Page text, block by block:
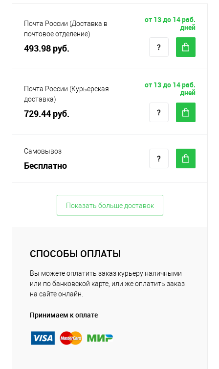
Почта России (Доставка в
почтовое отделение)
493.98 руб.
от 13 до 14 раб.
дней
Почта России (Курьерская
доставка)
729.44 руб.
от 13 до 14 раб.
дней
Самовывоз
Бесплатно
Показать больше доставок
СПОСОБЫ ОПЛАТЫ
Вы можете оплатить заказ курьеру наличными
или по банковской карте, или же оплатить заказ
на сайте онлайн.
Принимаем к оплате